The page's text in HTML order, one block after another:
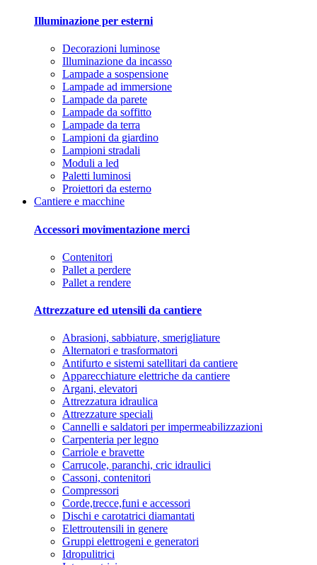
Illuminazione per esterni
Decorazioni luminose
Illuminazione da incasso
Lampade a sospensione
Lampade ad immersione
Lampade da parete
Lampade da soffitto
Lampade da terra
Lampioni da giardino
Lampioni stradali
Moduli a led
Paletti luminosi
Proiettori da esterno
Cantiere e macchine
Accessori movimentazione merci
Contenitori
Pallet a perdere
Pallet a rendere
Attrezzature ed utensili da cantiere
Abrasioni, sabbiature, smerigliature
Alternatori e trasformatori
Antifurto e sistemi satellitari da cantiere
Apparecchiature elettriche da cantiere
Argani, elevatori
Attrezzatura idraulica
Attrezzature speciali
Cannelli e saldatori per impermeabilizzazioni
Carpenteria per legno
Carriole e bravette
Carrucole, paranchi, cric idraulici
Cassoni, contenitori
Compressori
Corde,trecce,funi e accessori
Dischi e carotatrici diamantati
Elettroutensili in genere
Gruppi elettrogeni e generatori
Idropulitrici